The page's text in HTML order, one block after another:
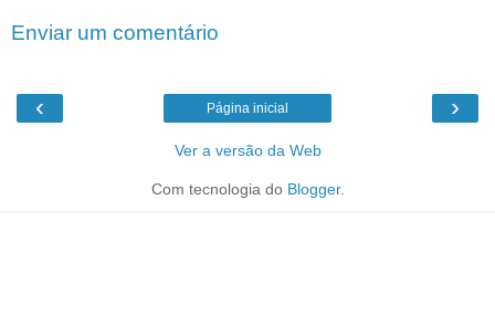
Enviar um comentário
‹ ›
Página inicial
Ver a versão da Web
Com tecnologia do Blogger.